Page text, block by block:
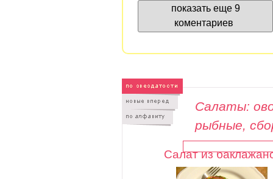
показать еще 9
коментариев
Салаты:
рыбные,
Салат из